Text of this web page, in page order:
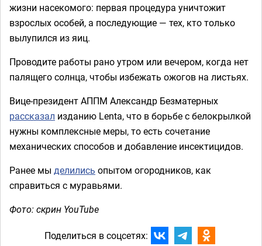
жизни насекомого: первая процедура уничтожит
взрослых особей, а последующие — тех, кто только
вылупился из яиц.
Проводите работы рано утром или вечером, когда нет
палящего солнца, чтобы избежать ожогов на листьях.
Вице-президент АППМ Александр Безматерных
рассказал изданию Lenta, что в борьбе с белокрылкой
нужны комплексные меры, то есть сочетание
механических способов и добавление инсектицидов.
Ранее мы делились опытом огородников, как
справиться с муравьями.
Фото: скрин YouTube
Поделиться в соцсетях: